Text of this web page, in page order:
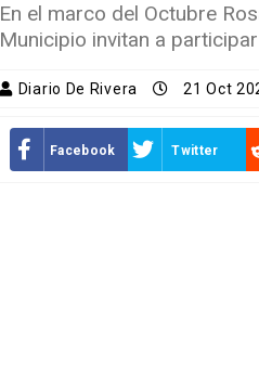
En el marco del Octubre
Municipio invitan a
Diario De Rivera 21 Oct
Facebook Twitter